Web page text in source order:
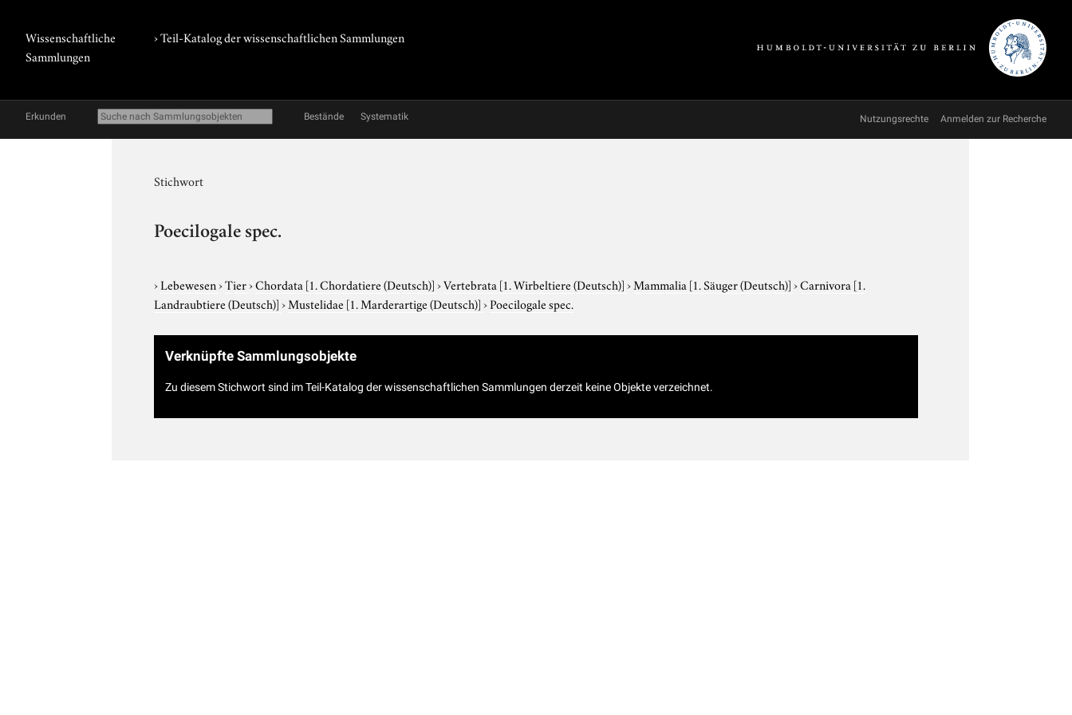
Wissenschaftliche
Sammlungen
› Teil-Katalog der wissenschaftlichen Sammlungen
Erkunden Bestände Systematik Nutzungsrechte Anmelden zur Recherche
Stichwort
Poecilogale spec.
›Lebewesen›Tier›Chordata [1. Chordatiere (Deutsch)]›Vertebrata [1. Wirbeltiere (Deutsch)]›Mammalia [1. Säuger (Deutsch)]›Carnivora [1.
Landraubtiere (Deutsch)]›Mustelidae [1. Marderartige (Deutsch)]›Poecilogale spec.
Verknüpfte Sammlungsobjekte
Zu diesem Stichwort sind im Teil-Katalog der wissenschaftlichen Sammlungen derzeit keine Objekte verzeichnet.